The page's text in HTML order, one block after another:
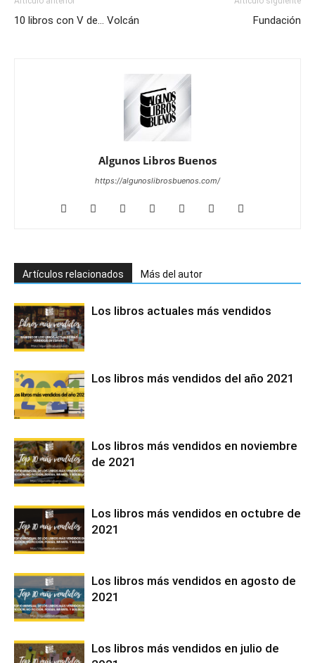
10 libros con V de… Volcán Fundación
Algunos Libros Buenos
https://algunoslibrosbuenos.com/
Artículos relacionados Más del autor
Los libros actuales más vendidos
Los libros más vendidos del año 2021
Los libros más vendidos en noviembre
de 2021
Los libros más vendidos en octubre de
2021
Los libros más vendidos en agosto de
2021
Los libros más vendidos en julio de